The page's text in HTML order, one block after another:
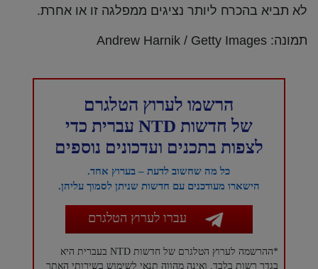
לא תביא בהכרח ליותר נציגים ממפלגה זו או אחרת.
תמונה: Andrew Harnik / Getty Images
הרשמו לערוץ הטלגרם
של חדשות NTD עברית כדי
לצפות בתכנים ועדכונים נוספים
כל מה שחשוב לדעת – בערוץ אחד.
הישארו מעודכנים עם חדשות שניתן לסמוך עליהן.
עברו לערוץ הטלגרם
*ההרשמה לערוץ הטלגרם של חדשות NTD בעברית היא
בגדר רשות בלבד, ואינה מהווה תנאי לשימוש בשירותי האתר